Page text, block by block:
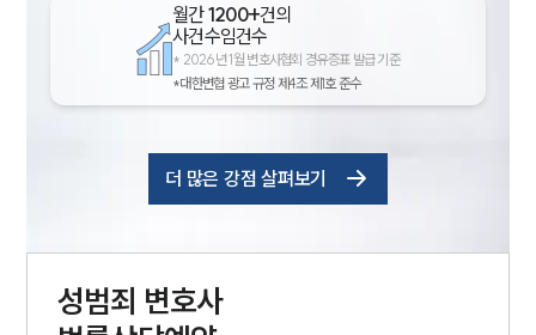
월간1200+건의
사건수임건수
* 2026년 1월 변호사협회 경유증표 발급 기준
*대한변협 광고 규정 제4조 제1호 준수
더 많은 강점 살펴보기
성범죄 변호사